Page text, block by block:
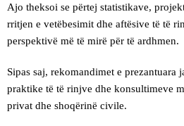
Ajo theksoi se përtej statistikave,
rritjen e vetëbesimit dhe aftësive të të
perspektivë më të mirë për të ardhmen.
Sipas saj, rekomandimet e prezantuara
praktike të të rinjve dhe konsultimeve
privat dhe shoqërinë civile.